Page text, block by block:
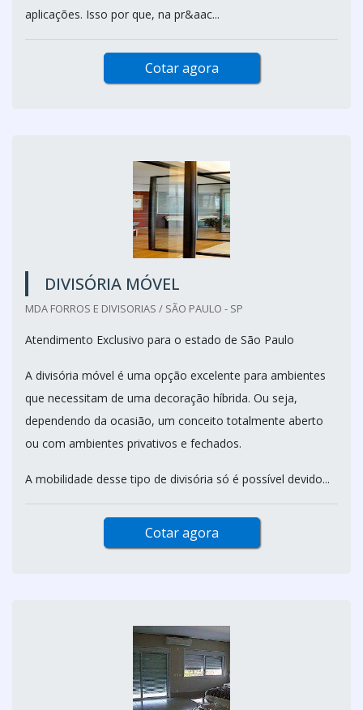
aplicações. Isso por que, na pr&aac...
Cotar agora
DIVISÓRIA MÓVEL
MDA FORROS E DIVISORIAS / SÃO PAULO - SP
Atendimento Exclusivo para o estado de São Paulo
A divisória móvel é uma opção excelente para ambientes
que necessitam de uma decoração híbrida. Ou seja,
dependendo da ocasião, um conceito totalmente aberto
ou com ambientes privativos e fechados.
A mobilidade desse tipo de divisória só é possível devido...
Cotar agora